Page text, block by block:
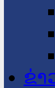
ຂ່າ